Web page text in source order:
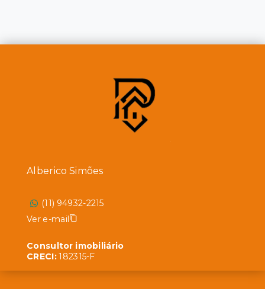
Alberico Simões
(11) 94932-2215
Ver e-mail
Consultor imobiliário
CRECI:182315-F